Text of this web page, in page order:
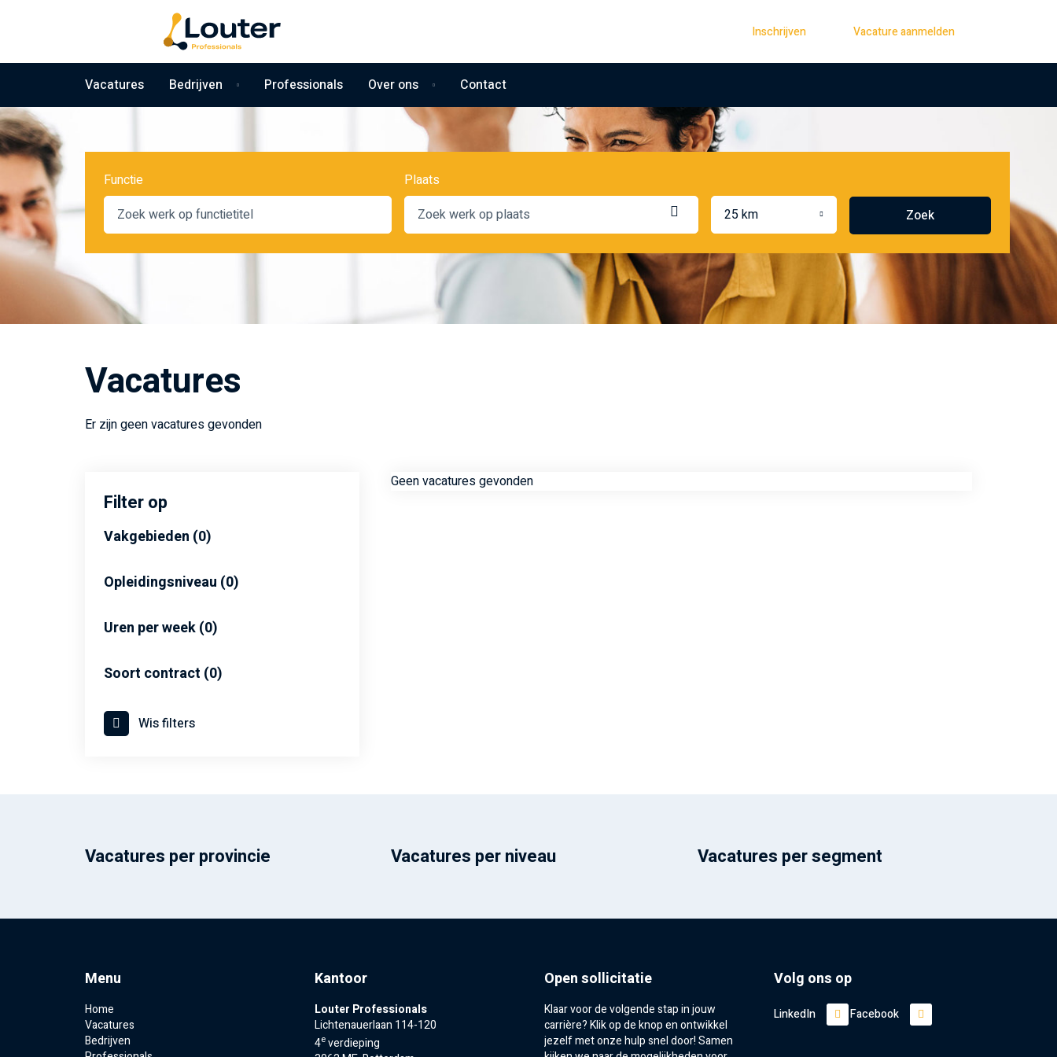
Inschrijven Vacature aanmelden
Vacatures Bedrijven Professionals Over ons Contact
Functie
Plaats
ophalen
25 km Zoek
Vacatures
Er zijn geen vacatures gevonden
Filter op
Vakgebieden 0
Opleidingsniveau 0
Uren per week 0
Soort contract 0
Wis filters
Geen vacatures gevonden
Vacatures per provincie Vacatures per niveau Vacatures per segment
Menu
Home
Vacatures
Bedrijven
Kantoor
Louter Professionals
Lichtenauerlaan 114-120
4everdieping
Open sollicitatie
Klaar voor de volgende stap in jouw
carrière? Klik op de knop en ontwikkel
jezelf met onze hulp snel door! Samen
Volg ons op
LinkedIn Facebook